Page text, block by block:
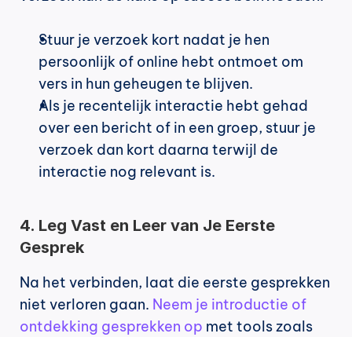
Stuur je verzoek kort nadat je hen
persoonlijk of online hebt ontmoet om
vers in hun geheugen te blijven.
Als je recentelijk interactie hebt gehad
over een bericht of in een groep, stuur je
verzoek dan kort daarna terwijl de
interactie nog relevant is.
4. Leg Vast en Leer van Je Eerste
Gesprek
Na het verbinden, laat die eerste gesprekken
niet verloren gaan. Neem je introductie of
ontdekking gesprekken op